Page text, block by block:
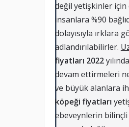
değil yetişkinler için
insanlara %90
dolayısıyla ırklara
adlandırılabilirler.
fiyatları 2022
devam ettirmeleri
ve büyük alanlara
köpeği fiyatları
ebeveynlerin